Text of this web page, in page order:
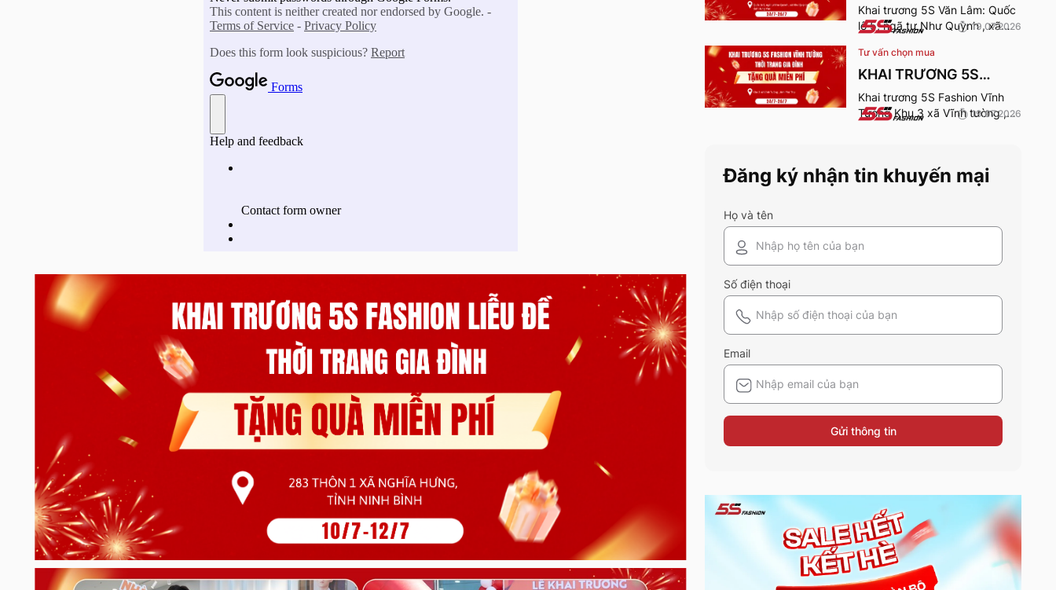
FASHION VĂN LÂM
Khai trương 5S Văn Lâm: Quốc
lộ 5, ngã tư Như Quỳnh , xã
gian nhận quà từ 24-
26/7/2026.
19.07.2026
Tư vấn chọn mua
KHAI TRƯƠNG 5S
FASHION VĨNH TƯỜNG
Khai trương 5S Fashion Vĩnh
Tường Khu 3 xã Vĩnh tường ,
19.07.2026
Đăng ký nhận tin khuyến mại
Họ và tên
Số điện thoại
Email
Gửi thông tin